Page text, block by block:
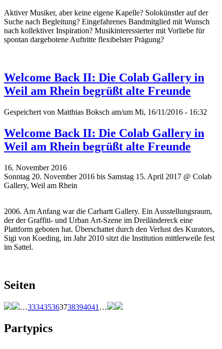
Aktiver Musiker, aber keine eigene Kapelle? Solokünstler auf der
Suche nach Begleitung? Eingefahrenes Bandmitglied mit Wunsch
nach kollektiver Inspiration? Musikinteressierter mit Vorliebe für
spontan dargebotene Auftritte flexibelster Prägung?
Welcome Back II: Die Colab Gallery in
Weil am Rhein begrüßt alte Freunde
Gespeichert von Matthias Boksch am/um Mi, 16/11/2016 - 16:32
Welcome Back II: Die Colab Gallery in
Weil am Rhein begrüßt alte Freunde
16. November 2016
Sonntag 20. November 2016 bis Samstag 15. April 2017 @ Colab
Gallery, Weil am Rhein
2006. Am Anfang war die Carhartt Gallery. Ein Ausstellungsraum,
der der Graffiti- und Urban Art-Szene im Dreiländereck eine
Plattform geboten hat. Überschattet durch den Verlust des Kurators,
Sigi von Koeding, im Jahr 2010 sitzt die Institution mittlerweile fest
im Sattel.
Seiten
…333435363738394041 …
Partypics